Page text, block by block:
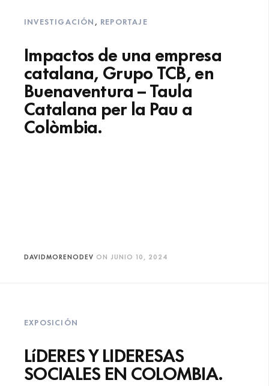
INVESTIGACIÓN , REPORTAJE
Impactos de una empresa
catalana, Grupo TCB, en
Buenaventura – Taula
Catalana per la Pau a
Colòmbia.
DAVIDMORENODEV ON JUNIO 10, 2024
EXPOSICIÓN
LíDERES Y LIDERESAS
SOCIALES EN COLOMBIA.